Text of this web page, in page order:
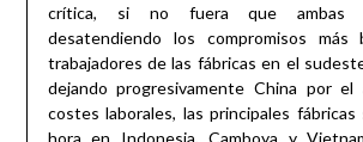
crítica, si no fuera que ambas
desatendiendo los compromisos más
trabajadores de las fábricas en el
dejando progresivamente China por
costes laborales, las principales
hora en Indonesia, Camboya y